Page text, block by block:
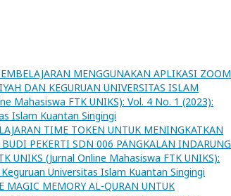
MENGGUNAKAN APLIKASI ZOOM
DAN KEGURUAN UNIVERSITAS ISLAM
Mahasiswa FTK UNIKS): Vol. 4 No. 1 (2023):
Islam Kuantan Singingi
TIME TOKEN UNTUK MENINGKATKAN
PEKERTI SDN 006 PANGKALAN INDARUNG
UNIKS (Jurnal Online Mahasiswa FTK UNIKS):
Universitas Islam Kuantan Singingi
MAGIC MEMORY AL-QURAN UNTUK